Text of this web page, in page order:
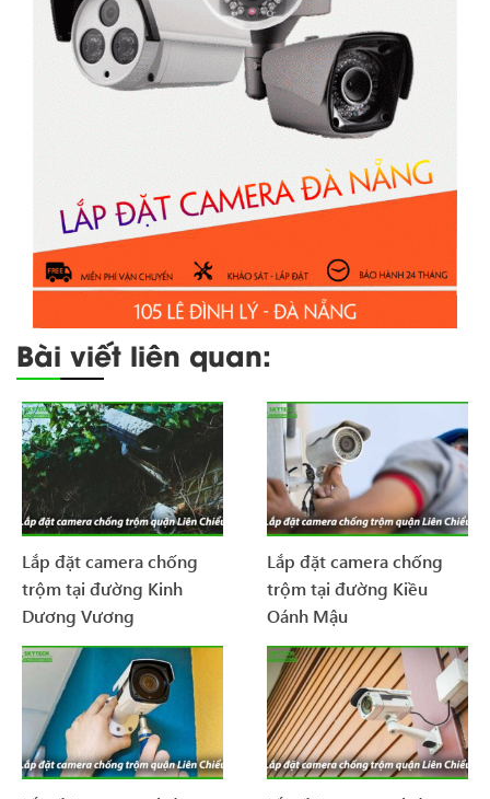
Bài viết liên quan:
Lắp đặt camera chống
trộm tại đường Kinh
Dương Vương
Lắp đặt camera chống
trộm tại đường Kiều
Oánh Mậu